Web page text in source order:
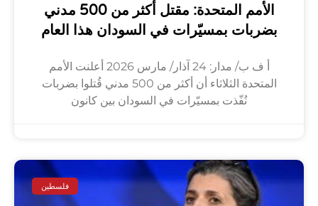
الأمم المتحدة: مقتل أكثر من 500 مدني
بضربات بمسيّرات في السودان هذا العام
أ ف ب/ مدار: 24 آذار/ مارس 2026 أعلنت الأمم
المتحدة الثلاثاء أن أكثر من 500 مدني قُتلوا بضربات
نُفّذت بمسيّرات في السودان بين كانون
فلسطين